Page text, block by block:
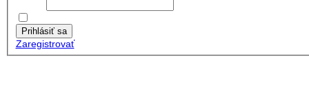
Prihlásiť sa
Zaregistrovať